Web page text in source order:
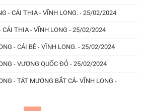
- CÁI THIA - VĨNH LONG. - 25/02/2024
CÁI THIA - VĨNH LONG - 25/02/2024
- CÁI BÈ - VĨNH LONG. - 25/02/2024
- VƯƠNG QUỐC ĐỎ - 25/02/2024
- TÁT MƯƠNG BẮT CÁ- VĨNH LONG -